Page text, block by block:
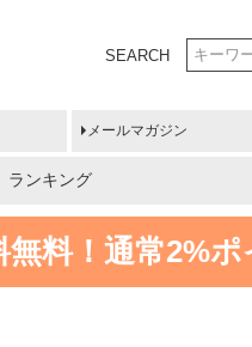
SEARCH
メールマガジン
ランキング
料！ 通常2%ポ